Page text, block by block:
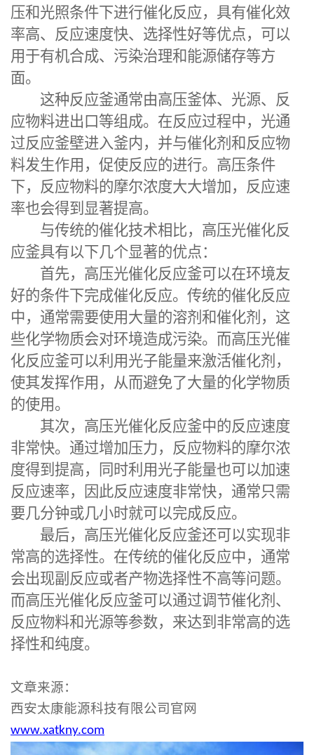
压和光照条件下进行催化反应，具有催化效
率高、反应速度快、选择性好等优点，可以
用于有机合成、污染治理和能源储存等方
面。
这种反应釜通常由高压釜体、光源、反
应物料进出口等组成。在反应过程中，光通
过反应釜壁进入釜内，并与催化剂和反应物
料发生作用，促使反应的进行。高压条件
下，反应物料的摩尔浓度大大增加，反应速
率也会得到显著提高。
与传统的催化技术相比，高压光催化反
应釜具有以下几个显著的优点：
首先，高压光催化反应釜可以在环境友
好的条件下完成催化反应。传统的催化反应
中，通常需要使用大量的溶剂和催化剂，这
些化学物质会对环境造成污染。而高压光催
化反应釜可以利用光子能量来激活催化剂，
使其发挥作用，从而避免了大量的化学物质
的使用。
其次，高压光催化反应釜中的反应速度
非常快。通过增加压力，反应物料的摩尔浓
度得到提高，同时利用光子能量也可以加速
反应速率，因此反应速度非常快，通常只需
要几分钟或几小时就可以完成反应。
最后，高压光催化反应釜还可以实现非
常高的选择性。在传统的催化反应中，通常
会出现副反应或者产物选择性不高等问题。
而高压光催化反应釜可以通过调节催化剂、
反应物料和光源等参数，来达到非常高的选
择性和纯度。
文章来源：
西安太康能源科技有限公司官网
www.xatkny.com